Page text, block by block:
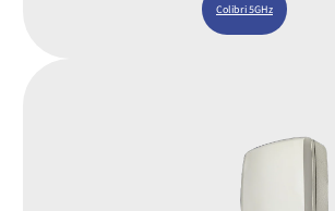
Colibri 5GHz